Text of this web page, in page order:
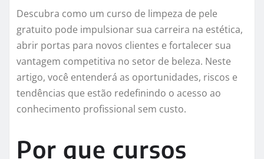
Descubra como um curso de limpeza de pele
gratuito pode impulsionar sua carreira na estética,
abrir portas para novos clientes e fortalecer sua
vantagem competitiva no setor de beleza. Neste
artigo, você entenderá as oportunidades, riscos e
tendências que estão redefinindo o acesso ao
conhecimento profissional sem custo.
Por que cursos